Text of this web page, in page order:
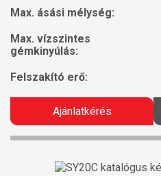
Max. ásási mélység:
Max. vízszintes
gémkinyúlás:
Felszakító erő:
Ajánlatkérés